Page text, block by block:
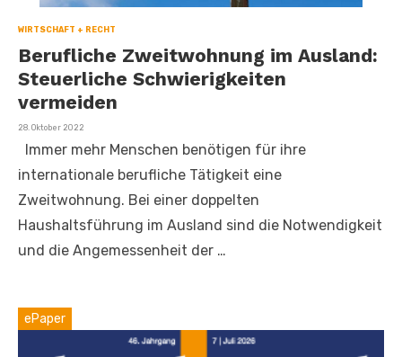
WIRTSCHAFT + RECHT
Berufliche Zweitwohnung im Ausland:
Steuerliche Schwierigkeiten
vermeiden
Veröffentlicht
28. Oktober 2022
Immer mehr Menschen benötigen für ihre
internationale berufliche Tätigkeit eine
Zweitwohnung. Bei einer doppelten
Haushaltsführung im Ausland sind die Notwendigkeit
und die Angemessenheit der …
ePaper